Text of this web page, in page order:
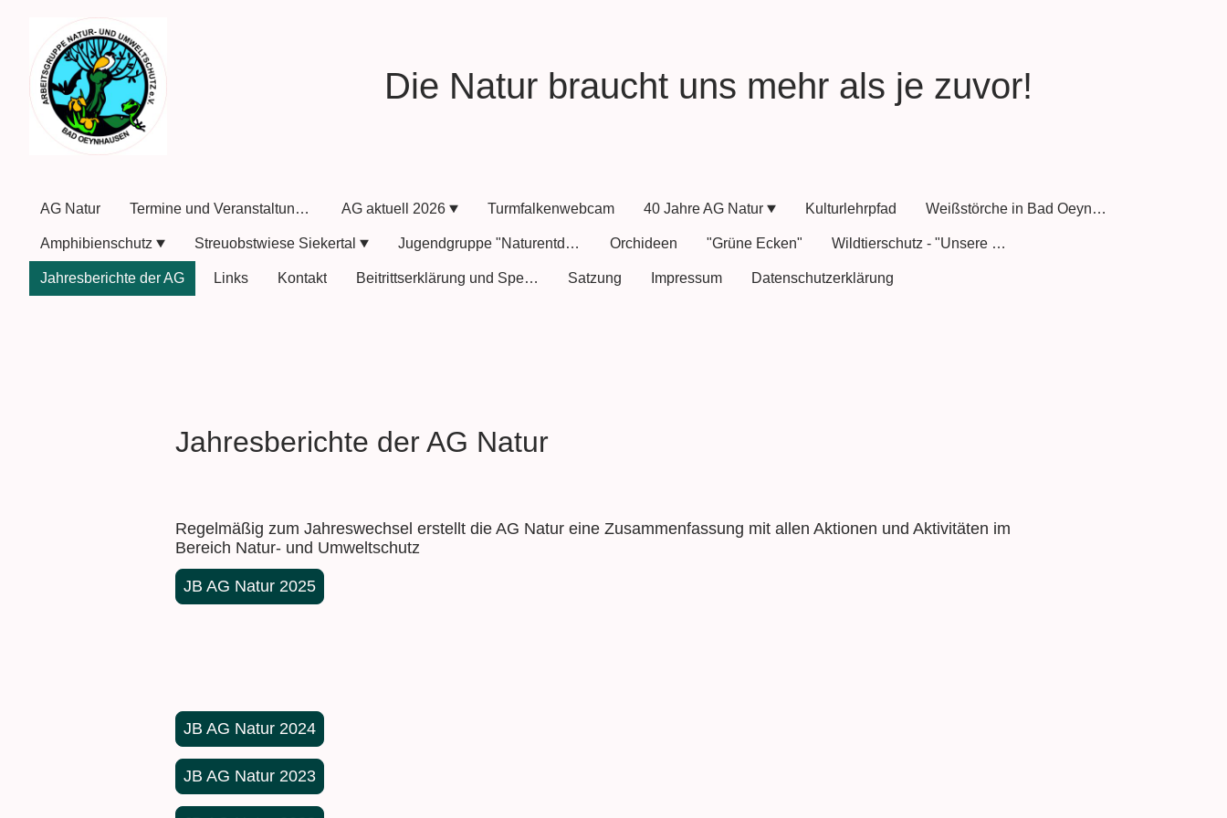
Die Natur braucht uns mehr als je zuvor!
AG Natur Termine und Veranstaltungen AG aktuell 2026 Turmfalkenwebcam 40 Jahre AG Natur Kulturlehrpfad Weißstörche in Bad Oeynhausen
Amphibienschutz Streuobstwiese Siekertal Jugendgruppe "Naturentdecker" Orchideen "Grüne Ecken" Wildtierschutz - "Unsere Meinung"
Jahresberichte der AG Links Kontakt Beitrittserklärung und Spenden Satzung Impressum Datenschutzerklärung
Jahresberichte der AG Natur
Regelmäßig zum Jahreswechsel erstellt die AG Natur eine Zusammenfassung mit allen Aktionen und Aktivitäten im
Bereich Natur- und Umweltschutz
JB AG Natur 2025
JB AG Natur 2024
JB AG Natur 2023